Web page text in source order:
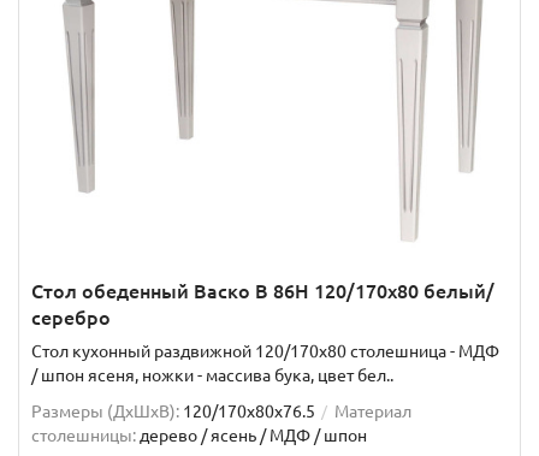
Стол обеденный Васко В 86Н 120/170х80 белый/
серебро
Стол кухонный раздвижной 120/170х80 столешница - МДФ
/ шпон ясеня, ножки - массива бука, цвет бел..
Размеры (ДхШxВ): 120/170х80х76.5
Материал
столешницы: дерево / ясень / МДФ / шпон